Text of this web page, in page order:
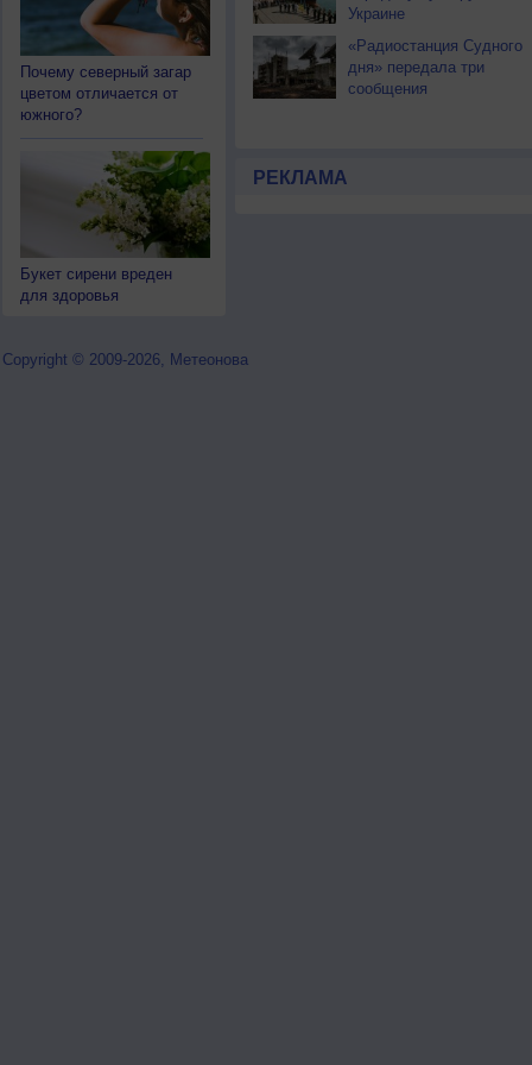
Почему северный загар
цветом отличается от
южного?
Букет сирени вреден
для здоровья
Украине
«Радиостанция Судного
дня» передала три
сообщения
РЕКЛАМА
Copyright © 2009-2026, Метеонова